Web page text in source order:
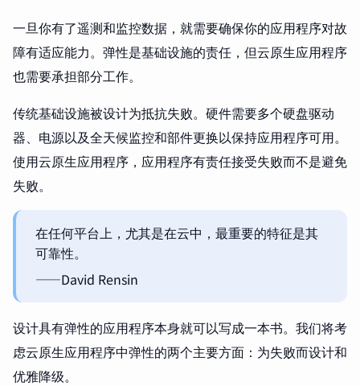
一旦你有了遥测和监控数据，就需要确保你的应用程序对故
障有适应能力。弹性是基础设施的责任，但云原生应用程序
也需要承担部分工作。
传统基础设施被设计为抵抗失败。硬件需要多个硬盘驱动
器、电源以及全天候监控和部件更换以保持应用程序可用。
使用云原生应用程序，应用程序有责任接受失败而不是避免
失败。
在任何平台上，尤其是在云中，最重要的特征是其
可靠性。
——David Rensin
设计具有弹性的应用程序本身就可以写成一本书。我们将考
虑云原生应用程序中弹性的两个主要方面：为失败而设计和
优雅降级。